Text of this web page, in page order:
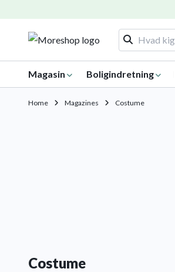
Magasin Boligindretning
Home Magazines Costume
Costume